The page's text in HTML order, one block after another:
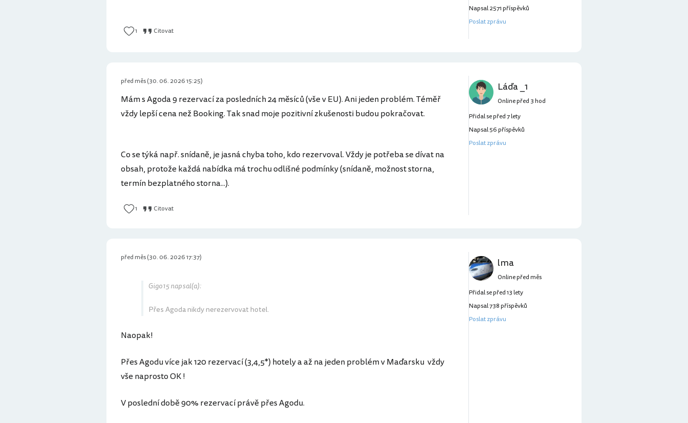
1 Citovat
Napsal 2571 příspěvků
Poslat zprávu
Mám s Agoda 9 rezervací za posledních 24 měsíců (vše v EU). Ani jeden problém. Téměř
vždy lepší cena než Booking. Tak snad moje pozitivní zkušenosti budou pokračovat.
Co se týká např. snídaně, je jasná chyba toho, kdo rezervoval. Vždy je potřeba se dívat na
obsah, protože každá nabídka má trochu odlišné podmínky (snídaně, možnost storna,
termín bezplatného storna...).
1 Citovat
Láďa _1
před měs (30. 06. 2026 15:25)
Online před 3 hod
Přidal se před 7 lety
Napsal 56 příspěvků
Poslat zprávu
Gigo15 napsal(a):
Přes Agoda nikdy nerezervovat hotel.
Naopak!
Přes Agodu více jak 120 rezervací (3,4,5*) hotely a až na jeden problém v Maďarsku vždy
vše naprosto OK !
V poslední době 90% rezervací právě přes Agodu.
lma
před měs (30. 06. 2026 17:37)
Online před měs
Přidal se před 13 lety
Napsal 738 příspěvků
Poslat zprávu